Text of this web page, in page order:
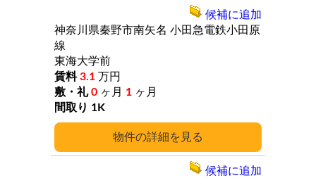
詳細
神奈川県秦野市南矢名 小田急電鉄小田原
線
東海大学前
3.1 万円
0 ヶ月 1 ヶ月
1K
候補に追加
候補に追加